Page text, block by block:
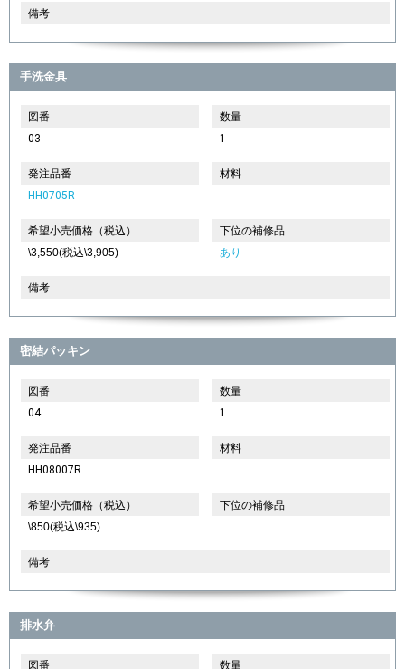
備考
手洗金具
図番
03
数量
1
発注品番
HH0705R
材料
希望小売価格（税込）
\3,550(税込\3,905)
下位の補修品
あり
備考
密結パッキン
図番
04
数量
1
発注品番
HH08007R
材料
希望小売価格（税込）
\850(税込\935)
下位の補修品
備考
排水弁
図番 数量